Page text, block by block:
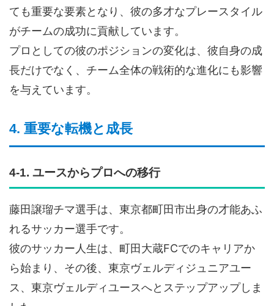
ても重要な要素となり、彼の多才なプレースタイル
がチームの成功に貢献しています。
プロとしての彼のポジションの変化は、彼自身の成
長だけでなく、チーム全体の戦術的な進化にも影響
を与えています。
4. 重要な転機と成長
4-1. ユースからプロへの移行
藤田譲瑠チマ選手は、東京都町田市出身の才能あふ
れるサッカー選手です。
彼のサッカー人生は、町田大蔵FCでのキャリアか
ら始まり、その後、東京ヴェルディジュニアユー
ス、東京ヴェルディユースへとステップアップしま